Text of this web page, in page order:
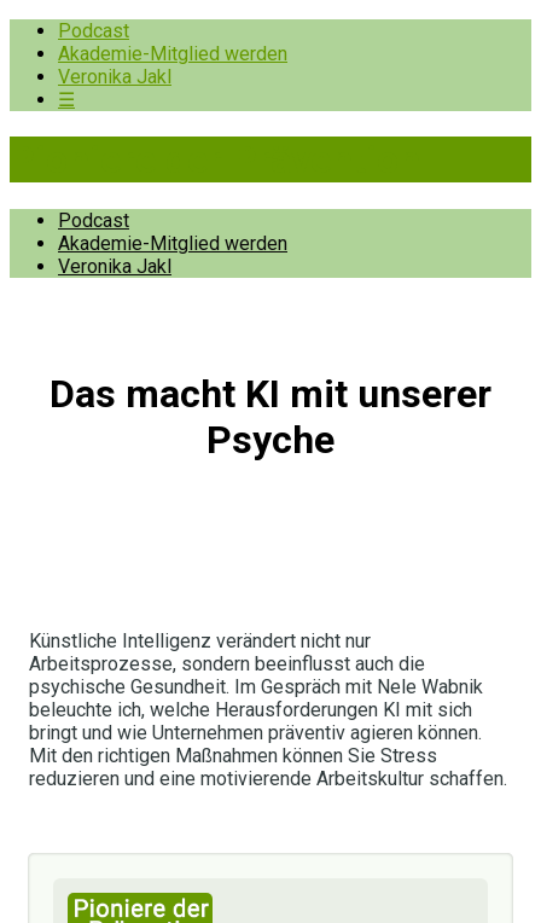
Podcast
Akademie-Mitglied werden
Veronika Jakl
☰
Podcast
Akademie-Mitglied werden
Veronika Jakl
Das macht KI mit unserer
Psyche
Künstliche Intelligenz verändert nicht nur
Arbeitsprozesse, sondern beeinflusst auch die
psychische Gesundheit. Im Gespräch mit Nele Wabnik
beleuchte ich, welche Herausforderungen KI mit sich
bringt und wie Unternehmen präventiv agieren können.
Mit den richtigen Maßnahmen können Sie Stress
reduzieren und eine motivierende Arbeitskultur schaffen.